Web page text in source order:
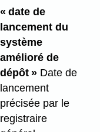
« date de
lancement du
système
amélioré de
dépôt »Date de
lancement
précisée par le
registraire